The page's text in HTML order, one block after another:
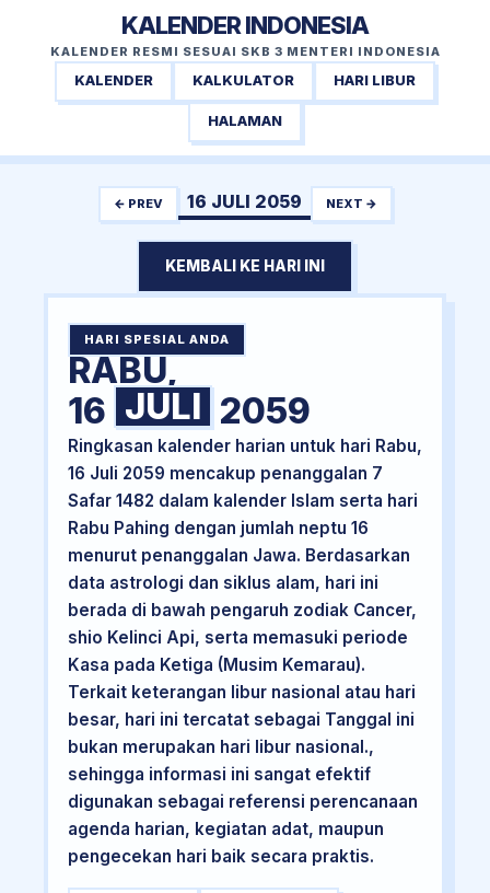
KALENDER INDONESIA
KALENDER RESMI SESUAI SKB 3 MENTERI INDONESIA
KALENDER KALKULATOR HARI LIBUR
HALAMAN
← PREV 16 JULI 2059 NEXT →
KEMBALI KE HARI INI
HARI SPESIAL ANDA
RABU,
16 JULI 2059
Ringkasan kalender harian untuk hari Rabu,
16 Juli 2059 mencakup penanggalan 7
Safar 1482 dalam kalender Islam serta hari
Rabu Pahing dengan jumlah neptu 16
menurut penanggalan Jawa. Berdasarkan
data astrologi dan siklus alam, hari ini
berada di bawah pengaruh zodiak Cancer,
shio Kelinci Api, serta memasuki periode
Kasa pada Ketiga (Musim Kemarau).
Terkait keterangan libur nasional atau hari
besar, hari ini tercatat sebagai Tanggal ini
bukan merupakan hari libur nasional.,
sehingga informasi ini sangat efektif
digunakan sebagai referensi perencanaan
agenda harian, kegiatan adat, maupun
pengecekan hari baik secara praktis.